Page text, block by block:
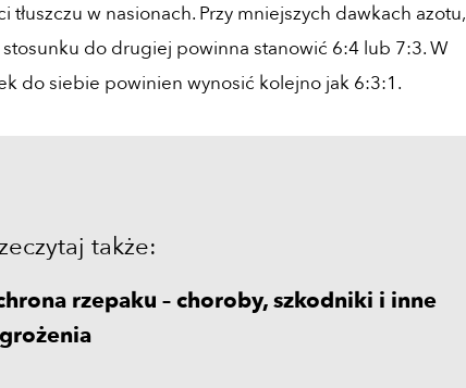
w nasionach. Przy mniejszych dawkach azotu,
do drugiej powinna stanowić 6:4 lub 7:3. W
do siebie powinien wynosić kolejno jak 6:3:1.
także:
rzepaku – choroby, szkodniki i inne